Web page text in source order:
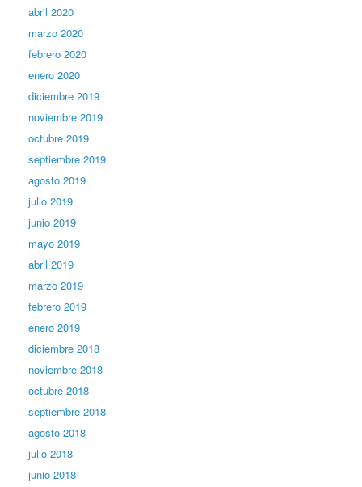
abril 2020
marzo 2020
febrero 2020
enero 2020
diciembre 2019
noviembre 2019
octubre 2019
septiembre 2019
agosto 2019
julio 2019
junio 2019
mayo 2019
abril 2019
marzo 2019
febrero 2019
enero 2019
diciembre 2018
noviembre 2018
octubre 2018
septiembre 2018
agosto 2018
julio 2018
junio 2018